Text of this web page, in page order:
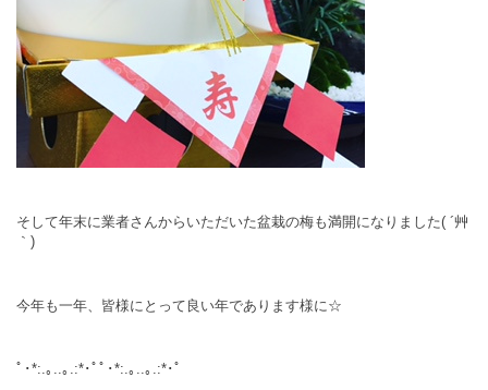
そして年末に業者さんからいただいた盆栽の梅も満開になりました( ´艸
｀)
今年も一年、皆様にとって良い年であります様に☆
ﾟ･*:.｡..｡.:*･ﾟﾟ･*:.｡..｡.:*･ﾟ